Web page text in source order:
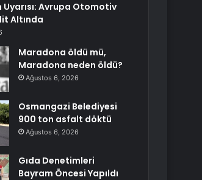
Uyarısı: Avrupa Otomotiv
Altında
Maradona öldü mü,
Maradona neden öldü?
Ağustos 6, 2026
Osmangazi Belediyesi
900 ton asfalt döktü
Ağustos 6, 2026
Gıda Denetimleri
Bayram Öncesi Yapıldı